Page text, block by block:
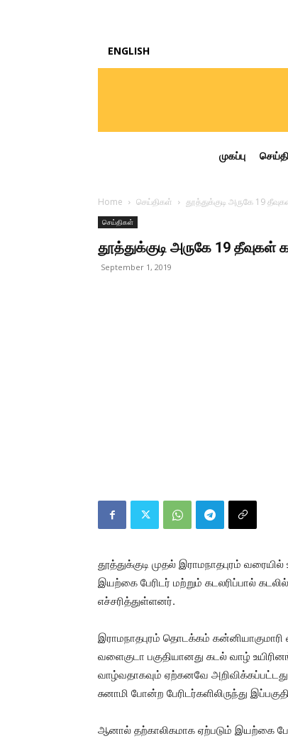
ENGLISH
முகப்பு
Home செய்திகள் தூத்துக்குடி அருகே 19
செய்திகள்
தூத்துக்குடி அருகே 19 தீவுகள்
September 1, 2019
தூத்துக்குடி முதல் இராமநாதபுரம்
இயற்கை பேரிடர் மற்றும் கடலரிப்பால்
எச்சரித்துள்ளனர்.
இராமநாதபுரம் தொடக்கம்
வளைகுடா பகுதியானது கடல் வாழ்
வாழ்வதாகவும் ஏற்கனவே
சுனாமி போன்ற பேரிடர்களிலிருந்து
ஆனால் தற்காலிகமாக ஏற்படும் இயற்கை